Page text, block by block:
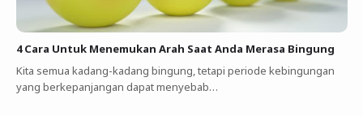
4 Cara Untuk Menemukan Arah Saat Anda Merasa Bingung
Kita semua kadang-kadang bingung, tetapi periode kebingungan
yang berkepanjangan dapat menyebab…